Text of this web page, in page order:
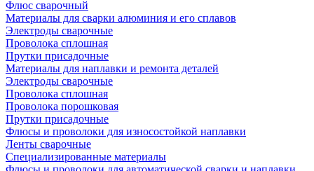
Флюс сварочный
Материалы для сварки алюминия и его сплавов
Электроды сварочные
Проволока сплошная
Прутки присадочные
Материалы для наплавки и ремонта деталей
Электроды сварочные
Проволока сплошная
Проволока порошковая
Прутки присадочные
Флюсы и проволоки для износостойкой наплавки
Ленты сварочные
Специализированные материалы